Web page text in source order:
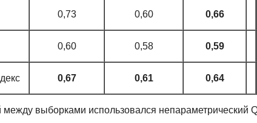
0,73 0,60 0,66
0,60 0,58 0,59
0,67 0,61 0,64
выборками использовался непараметрический